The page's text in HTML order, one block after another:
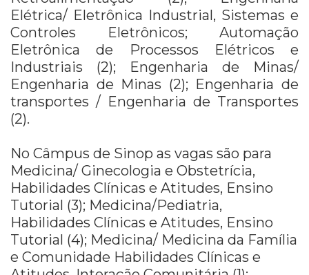
Elétrica/ Eletrônica Industrial, Sistemas e
Controles Eletrônicos; Automação
Eletrônica de Processos Elétricos e
Industriais (2); Engenharia de Minas/
Engenharia de Minas (2); Engenharia de
transportes / Engenharia de Transportes
(2).
No Câmpus de Sinop as vagas são para
Medicina/ Ginecologia e Obstetrícia,
Habilidades Clínicas e Atitudes, Ensino
Tutorial (3); Medicina/Pediatria,
Habilidades Clínicas e Atitudes, Ensino
Tutorial (4); Medicina/ Medicina da Família
e Comunidade Habilidades Clínicas e